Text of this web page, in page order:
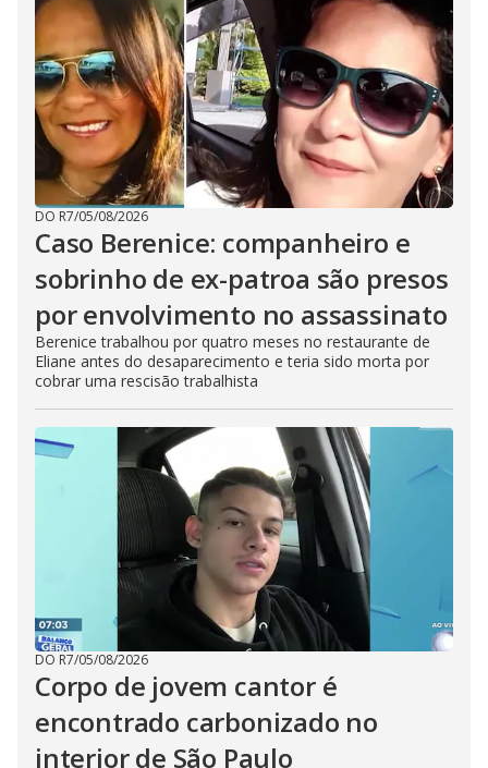
DO R7/05/08/2026
Caso Berenice: companheiro e
sobrinho de ex-patroa são presos
por envolvimento no assassinato
Berenice trabalhou por quatro meses no restaurante de
Eliane antes do desaparecimento e teria sido morta por
cobrar uma rescisão trabalhista
DO R7/05/08/2026
Corpo de jovem cantor é
encontrado carbonizado no
interior de São Paulo